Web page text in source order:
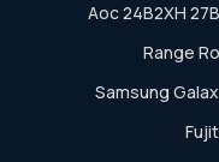
Aoc 24B2XH
Range
Samsung